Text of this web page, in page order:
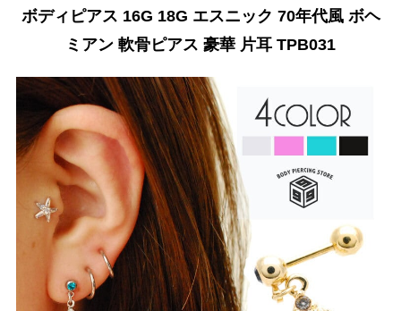
ボディピアス 16G 18G エスニック 70年代風 ボヘ
ミアン 軟骨ピアス 豪華 片耳 TPB031